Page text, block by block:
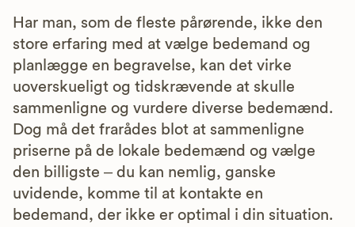
Har man, som de fleste pårørende, ikke den
store erfaring med at vælge bedemand og
planlægge en begravelse, kan det virke
uoverskueligt og tidskrævende at skulle
sammenligne og vurdere diverse bedemænd.
Dog må det frarådes blot at sammenligne
priserne på de lokale bedemænd og vælge
den billigste – du kan nemlig, ganske
uvidende, komme til at kontakte en
bedemand, der ikke er optimal i din situation.